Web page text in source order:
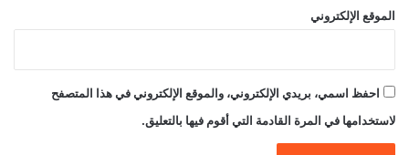
الموقع الإلكتروني
احفظ اسمي، بريدي الإلكتروني، والموقع الإلكتروني في هذا المتصفح
لاستخدامها في المرة القادمة التي أقوم فيها بالتعليق.